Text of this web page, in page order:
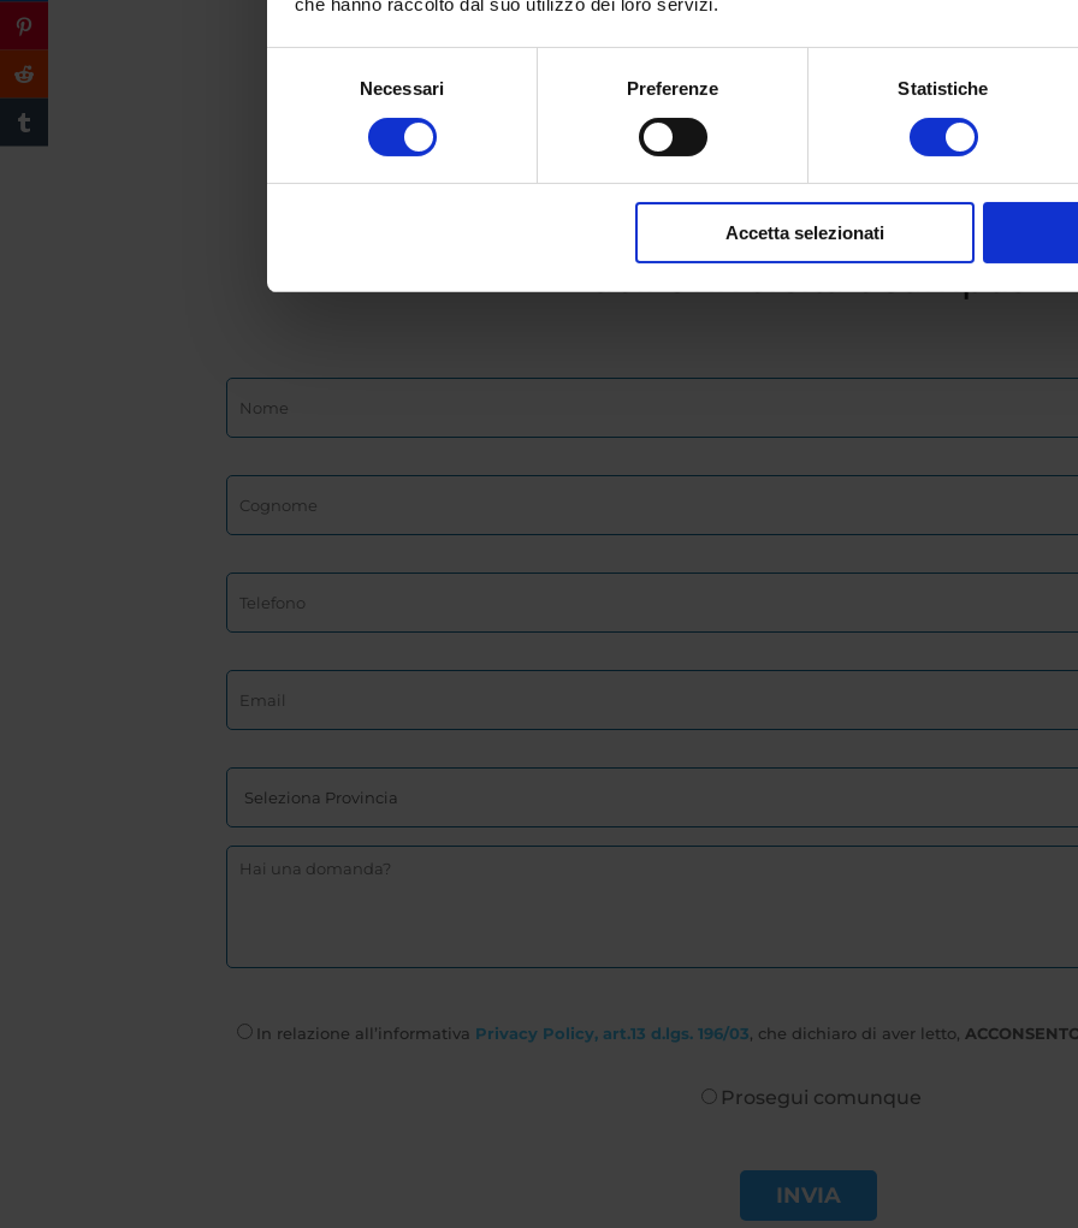
che hanno raccolto dal suo utilizzo dei loro servizi.
Necessari Preferenze Statistiche
Accetta selezionati
Compila il form e richiedi informazioni
dell’Università eCampus
In relazione all’informativa Privacy Policy, art.13 d.lgs. 196/03 , che dichiaro di aver letto,
Prosegui comunque